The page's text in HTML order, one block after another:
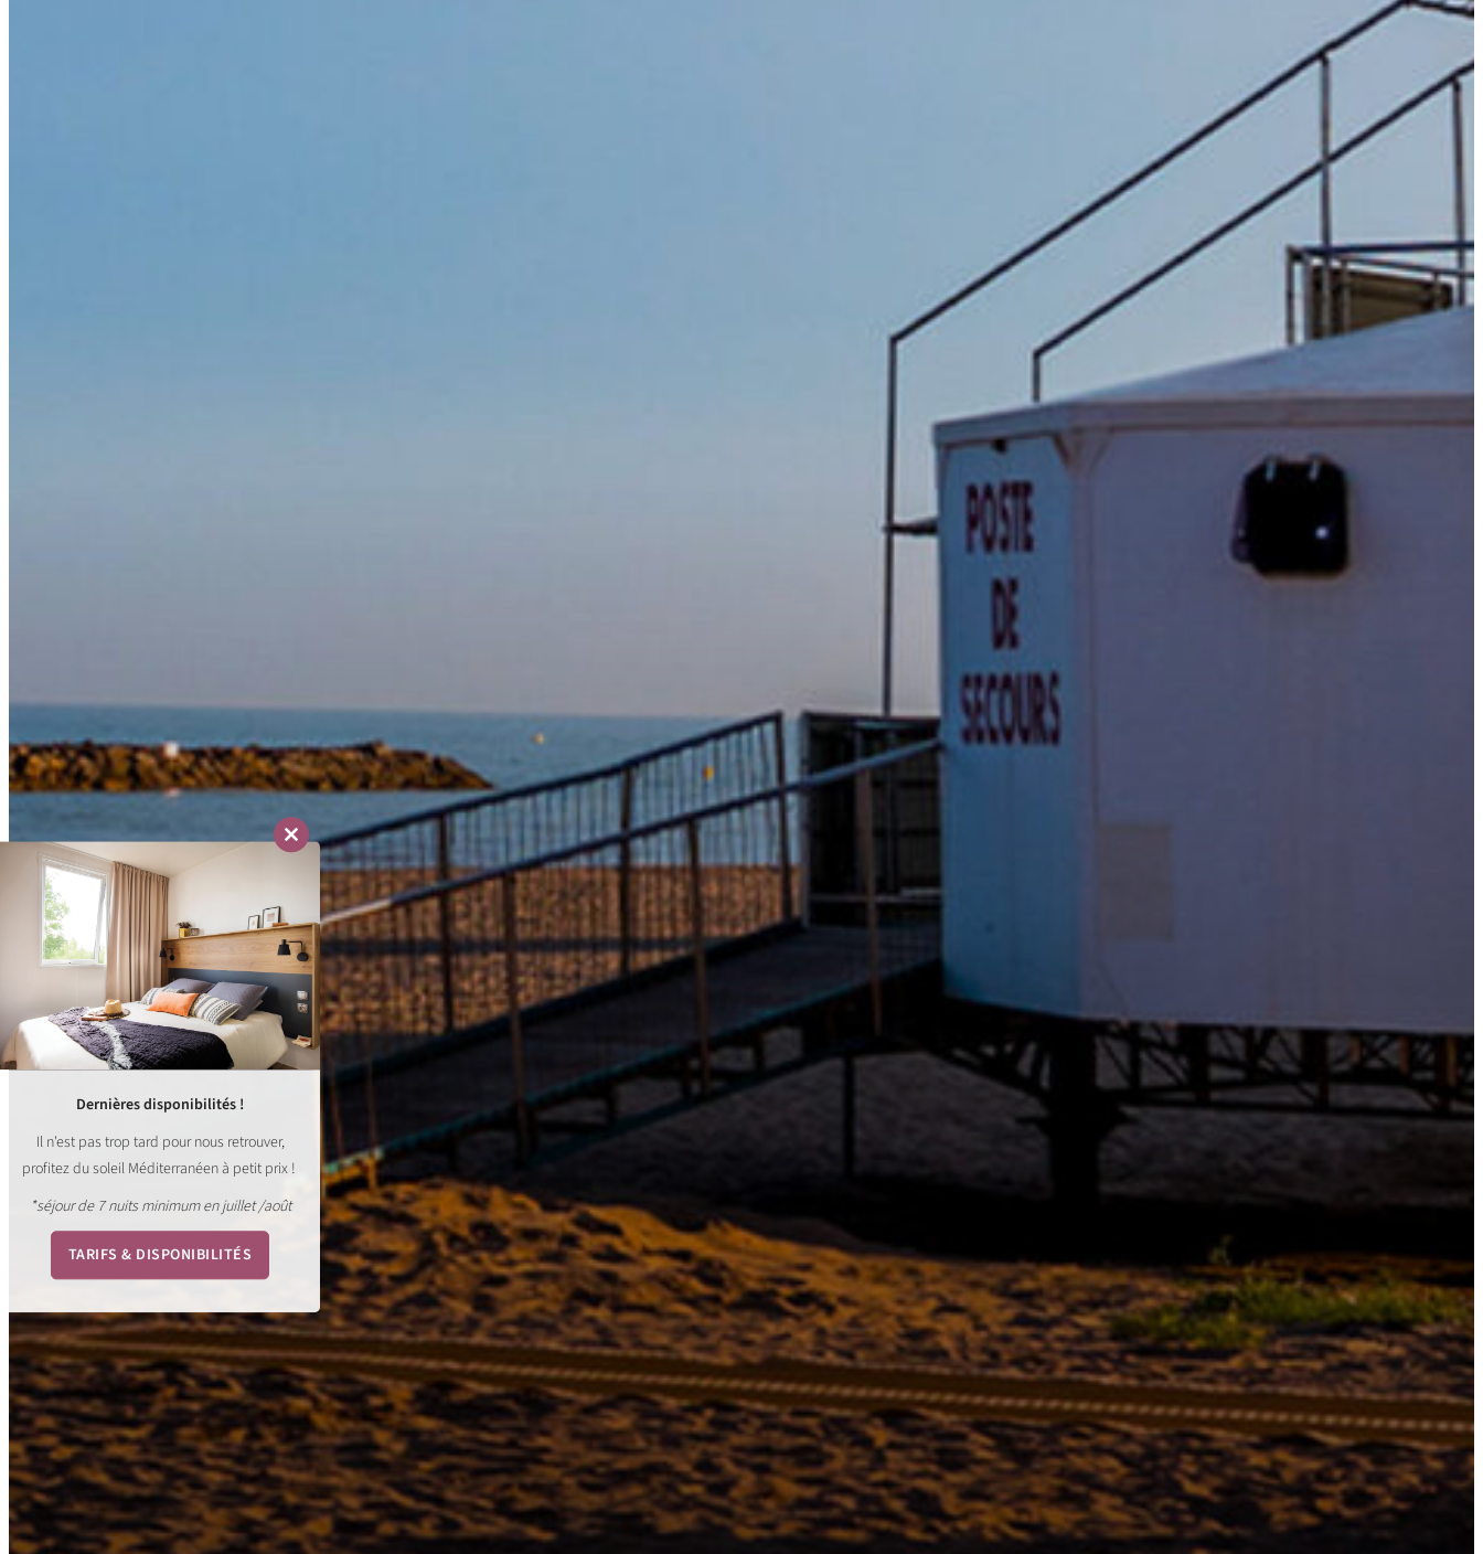
Close
module
Dernières disponibilités !
Il n'est pas trop tard pour nous retrouver,
profitez du soleil Méditerranéen à petit prix !
*séjour de 7 nuits minimum en juillet /août
TARIFS & DISPONIBILITÉS